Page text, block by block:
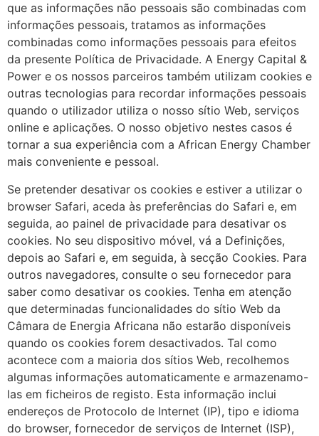
que as informações não pessoais são combinadas com
informações pessoais, tratamos as informações
combinadas como informações pessoais para efeitos
da presente Política de Privacidade. A Energy Capital &
Power e os nossos parceiros também utilizam cookies e
outras tecnologias para recordar informações pessoais
quando o utilizador utiliza o nosso sítio Web, serviços
online e aplicações. O nosso objetivo nestes casos é
tornar a sua experiência com a African Energy Chamber
mais conveniente e pessoal.
Se pretender desativar os cookies e estiver a utilizar o
browser Safari, aceda às preferências do Safari e, em
seguida, ao painel de privacidade para desativar os
cookies. No seu dispositivo móvel, vá a Definições,
depois ao Safari e, em seguida, à secção Cookies. Para
outros navegadores, consulte o seu fornecedor para
saber como desativar os cookies. Tenha em atenção
que determinadas funcionalidades do sítio Web da
Câmara de Energia Africana não estarão disponíveis
quando os cookies forem desactivados. Tal como
acontece com a maioria dos sítios Web, recolhemos
algumas informações automaticamente e armazenamo-
las em ficheiros de registo. Esta informação inclui
endereços de Protocolo de Internet (IP), tipo e idioma
do browser, fornecedor de serviços de Internet (ISP),